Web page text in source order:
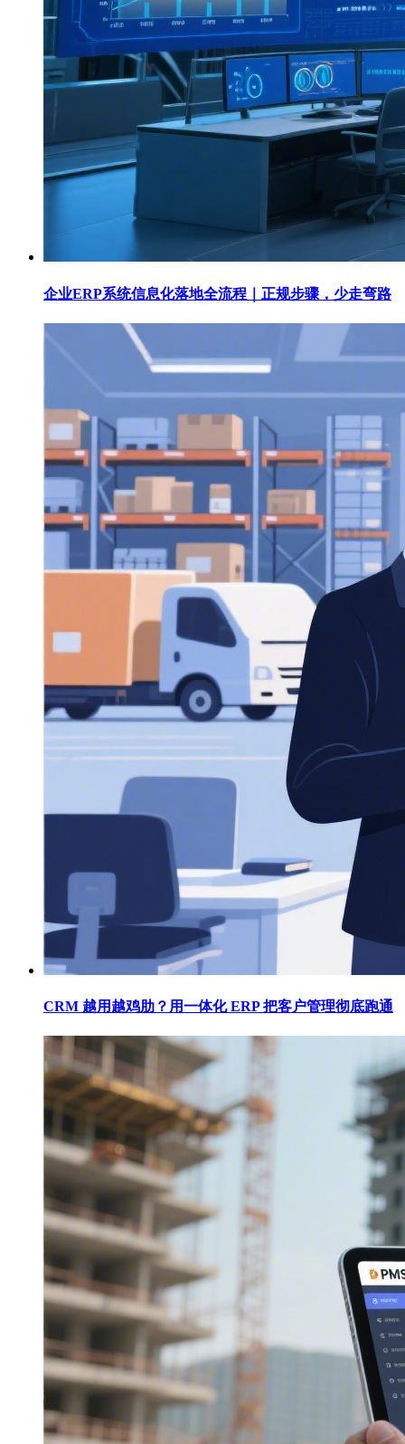
企业ERP系统信息化落地全流程｜正规步骤，少走弯路
CRM 越用越鸡肋？用一体化 ERP 把客户管理彻底跑通